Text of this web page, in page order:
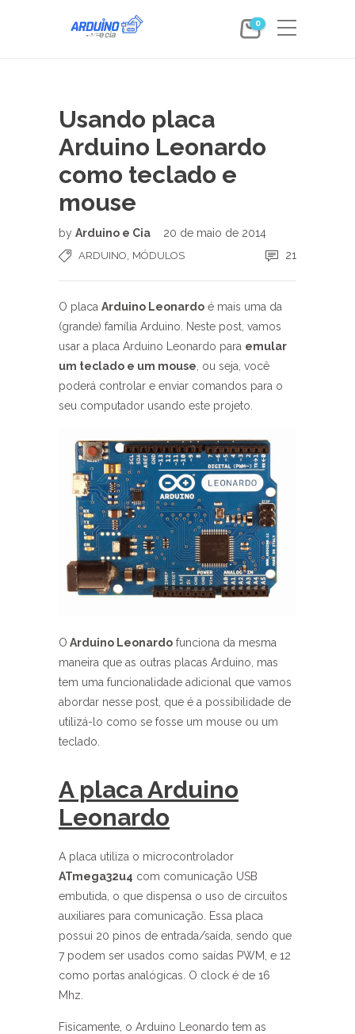
0
Usando placa
Arduino Leonardo
como teclado e
mouse
by Arduino e Cia 20 de maio de 2014
ARDUINO MÓDULOS 21
O placa Arduino Leonardo é mais uma da
(grande) família Arduino. Neste post, vamos
usar a placa Arduino Leonardo para emular
um teclado e um mouse , ou seja, você
poderá controlar e enviar comandos para o
seu computador usando este projeto.
O Arduino Leonardo funciona da mesma
maneira que as outras placas Arduino, mas
tem uma funcionalidade adicional que vamos
abordar nesse post, que é a possibilidade de
utilizá-lo como se fosse um mouse ou um
teclado.
A placa Arduino
Leonardo
A placa utiliza o microcontrolador
ATmega32u4 com comunicação USB
embutida, o que dispensa o uso de circuitos
auxiliares para comunicação. Essa placa
possui 20 pinos de entrada/saída, sendo que
7 podem ser usados como saídas PWM, e 12
como portas analógicas. O clock é de 16
Mhz.
Fisicamente, o Arduino Leonardo tem as